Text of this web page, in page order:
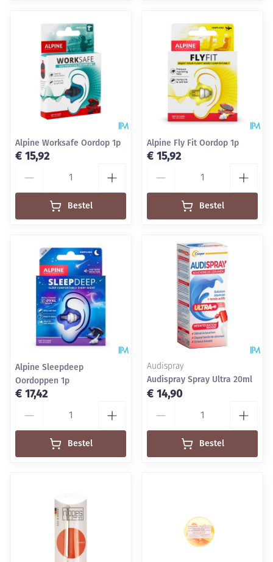
Alpine Worksafe Oordop 1p
€ 15,92
Bestel
Alpine Fly Fit Oordop 1p
€ 15,92
Bestel
Alpine Sleepdeep
Oordoppen 1p
€ 17,42
Bestel
Audispray
Audispray Spray Ultra 20ml
€ 14,90
Bestel